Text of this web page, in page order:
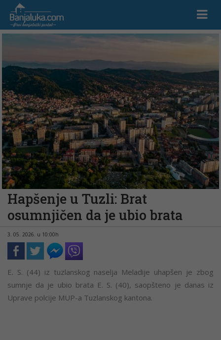
Hapšenje u Tuzli: Brat
osumnjičen da je ubio brata
3. 05. 2026. u 10:00h
E. S. (44) iz tuzlanskog naselja Meladije uhapšen je zbog
sumnje da je ubio brata E. S. (40), saopšteno je danas iz
Uprave polcije MUP-a Tuzlanskog kantona.